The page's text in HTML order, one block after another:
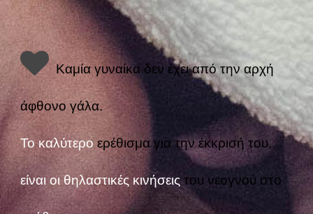
Καμία γυναίκα δεν έχει από την αρχή
άφθονο γάλα.
Το καλύτεροερέθισμα για την έκκρισή του,
είναι οι θηλαστικές κινήσεις του νεογνού στο